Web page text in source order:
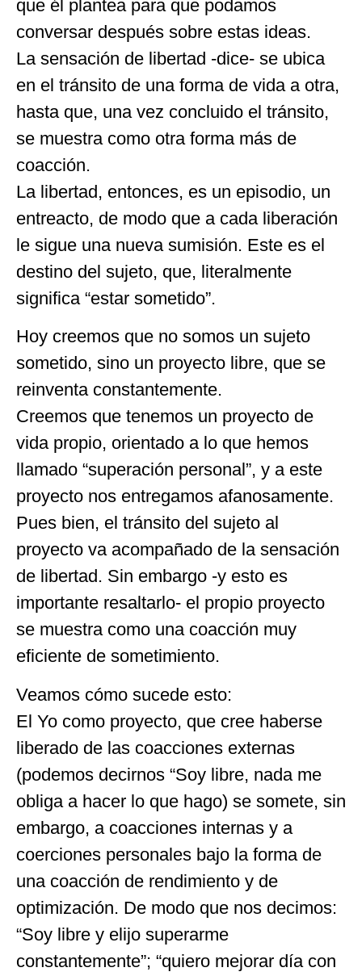
que él plantea para que podamos
conversar después sobre estas ideas.
La sensación de libertad -dice- se ubica
en el tránsito de una forma de vida a otra,
hasta que, una vez concluido el tránsito,
se muestra como otra forma más de
coacción.
La libertad, entonces, es un episodio, un
entreacto, de modo que a cada liberación
le sigue una nueva sumisión. Este es el
destino del sujeto, que, literalmente
significa “estar sometido”.
Hoy creemos que no somos un sujeto
sometido, sino un proyecto libre, que se
reinventa constantemente.
Creemos que tenemos un proyecto de
vida propio, orientado a lo que hemos
llamado “superación personal”, y a este
proyecto nos entregamos afanosamente.
Pues bien, el tránsito del sujeto al
proyecto va acompañado de la sensación
de libertad. Sin embargo -y esto es
importante resaltarlo- el propio proyecto
se muestra como una coacción muy
eficiente de sometimiento.
Veamos cómo sucede esto:
El Yo como proyecto, que cree haberse
liberado de las coacciones externas
(podemos decirnos “Soy libre, nada me
obliga a hacer lo que hago) se somete, sin
embargo, a coacciones internas y a
coerciones personales bajo la forma de
una coacción de rendimiento y de
optimización. De modo que nos decimos:
“Soy libre y elijo superarme
constantemente”; “quiero mejorar día con